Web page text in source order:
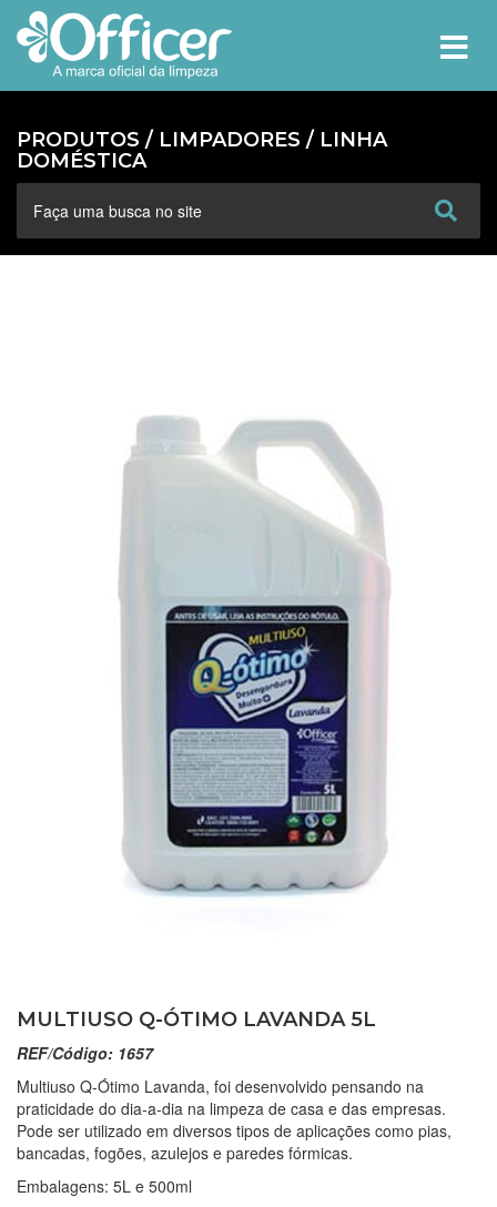
PRODUTOS / LIMPADORES / LINHA
DOMÉSTICA
MULTIUSO Q-ÓTIMO LAVANDA 5L
REF/Código: 1657
Multiuso Q-Ótimo Lavanda, foi desenvolvido pensando na
praticidade do dia-a-dia na limpeza de casa e das empresas.
Pode ser utilizado em diversos tipos de aplicações como pias,
bancadas, fogões, azulejos e paredes fórmicas.
Embalagens: 5L e 500ml